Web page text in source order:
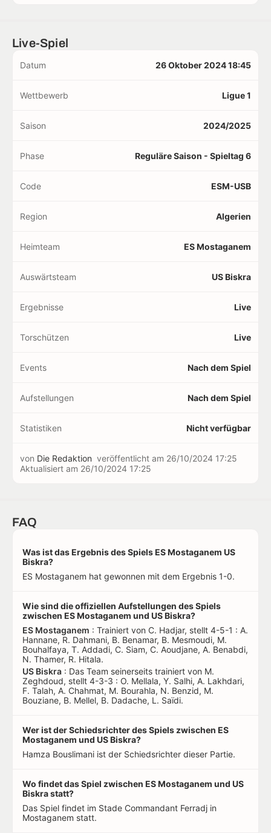
Live-Spiel
Datum 26 Oktober 2024 18:45
Wettbewerb Ligue 1
Saison 2024/2025
Phase Reguläre Saison - Spieltag 6
Code ESM-USB
Region Algerien
Heimteam ES Mostaganem
Auswärtsteam US Biskra
Ergebnisse Live
Torschützen Live
Events Nach dem Spiel
Aufstellungen Nach dem Spiel
Statistiken Nicht verfügbar
von Die Redaktion veröffentlicht am 26/10/2024 17:25
Aktualisiert am 26/10/2024 17:25
FAQ
Was ist das Ergebnis des Spiels ES Mostaganem US
Biskra?
ES Mostaganem hat gewonnen mit dem Ergebnis 1-0.
Wie sind die offiziellen Aufstellungen des Spiels
zwischen ES Mostaganem und US Biskra?
ES Mostaganem : Trainiert von C. Hadjar, stellt 4-5-1 : A.
Hannane, R. Dahmani, B. Benamar, B. Mesmoudi, M.
Bouhalfaya, T. Addadi, C. Siam, C. Aoudjane, A. Benabdi,
N. Thamer, R. Hitala.
US Biskra : Das Team seinerseits trainiert von M.
Zeghdoud, stellt 4-3-3 : O. Mellala, Y. Salhi, A. Lakhdari,
F. Talah, A. Chahmat, M. Bourahla, N. Benzid, M.
Bouziane, B. Mellel, B. Dadache, L. Saïdi.
Wer ist der Schiedsrichter des Spiels zwischen ES
Mostaganem und US Biskra?
Hamza Bouslimani ist der Schiedsrichter dieser Partie.
Wo findet das Spiel zwischen ES Mostaganem und US
Biskra statt?
Das Spiel findet im Stade Commandant Ferradj in
Mostaganem statt.